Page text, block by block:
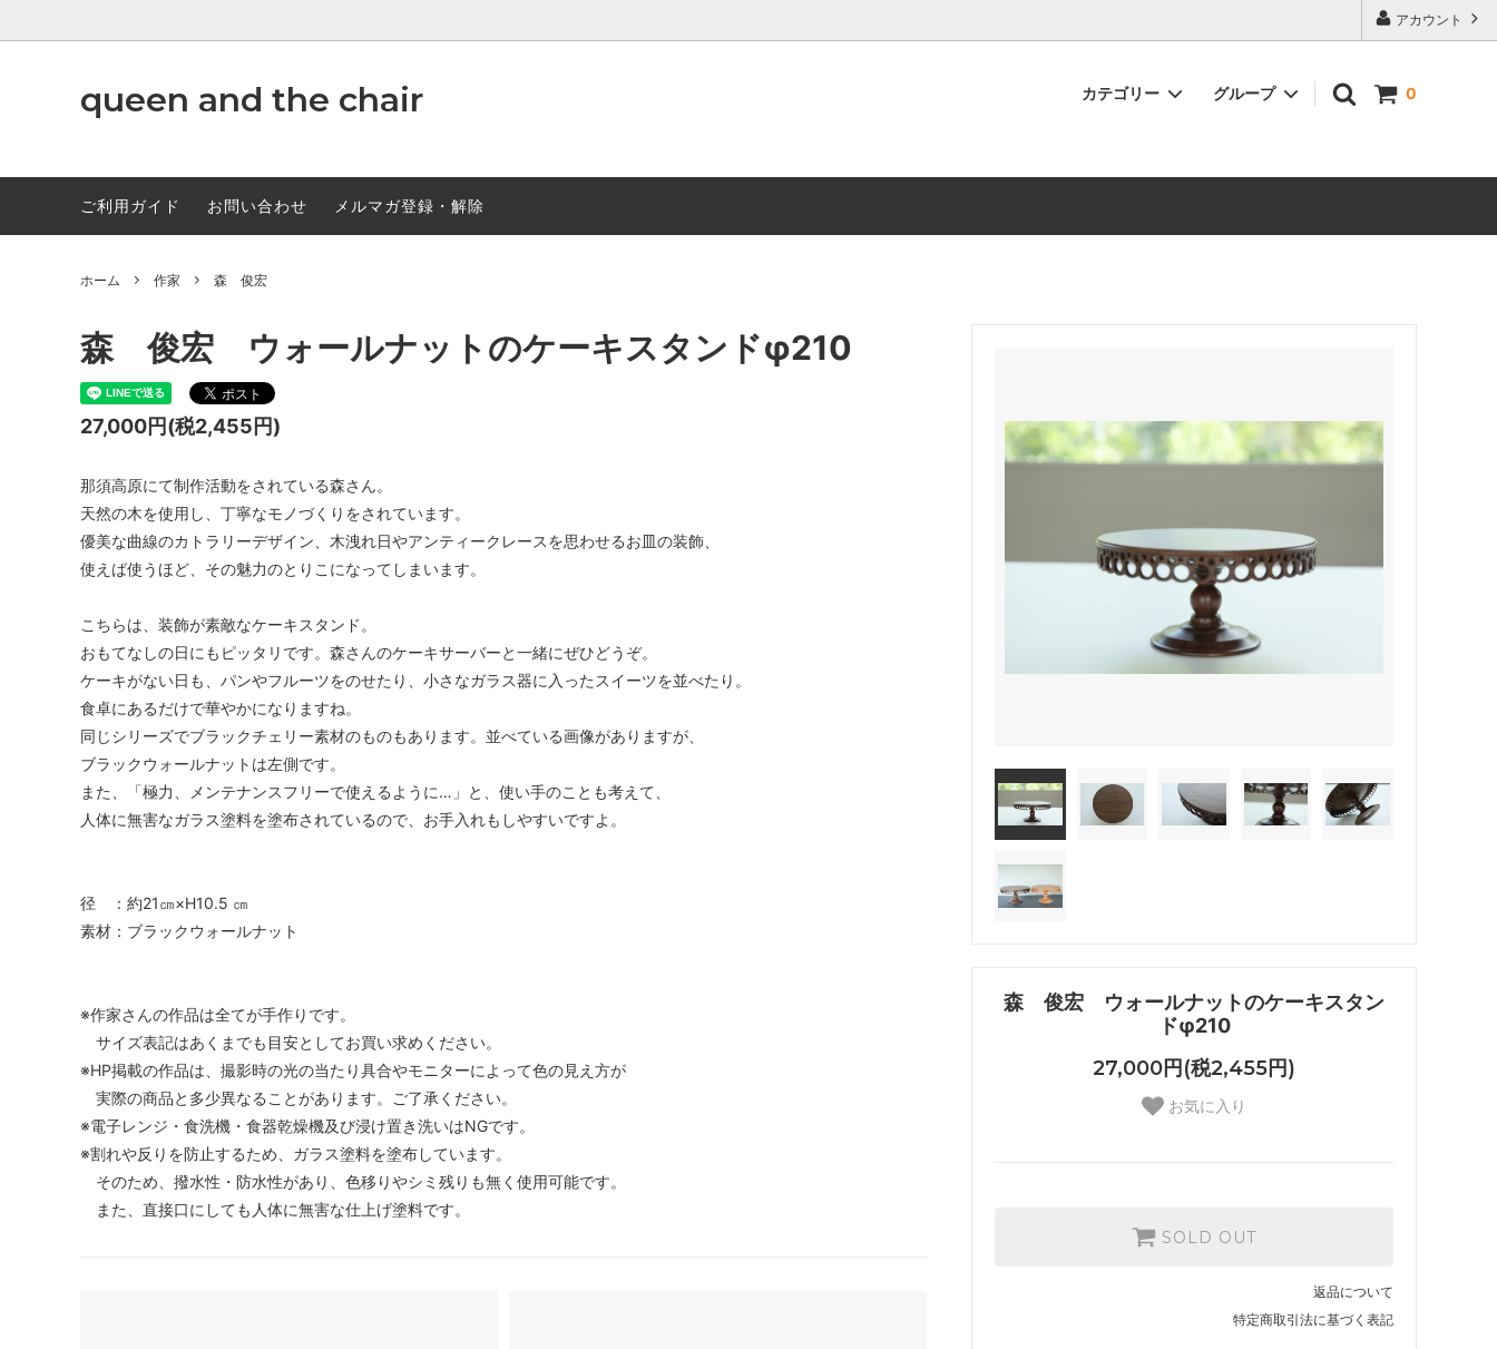
アカウント
queen and the chair 0
カテゴリー グループ
ご利用ガイド
お問い合わせ メルマガ登録・解除
ホーム 作家 森 俊宏
森 俊宏 ウォールナットのケーキスタン
ドφ210
27,000円(税2,455円)
お気に入り
SOLD OUT
返品について
特定商取引法に基づく表記
森 俊宏 ウォールナットのケーキスタンドφ210
27,000円(税2,455円)
那須高原にて制作活動をされている森さん。
天然の木を使用し、丁寧なモノづくりをされています。
優美な曲線のカトラリーデザイン、木洩れ日やアンティークレースを思わせるお皿の装飾、
使えば使うほど、その魅力のとりこになってしまいます。
こちらは、装飾が素敵なケーキスタンド。
おもてなしの日にもピッタリです。森さんのケーキサーバーと一緒にぜひどうぞ。
ケーキがない日も、パンやフルーツをのせたり、小さなガラス器に入ったスイーツを並べたり。
食卓にあるだけで華やかになりますね。
同じシリーズでブラックチェリー素材のものもあります。並べている画像がありますが、
ブラックウォールナットは左側です。
また、「極力、メンテナンスフリーで使えるように…」と、使い手のことも考えて、
人体に無害なガラス塗料を塗布されているので、お手入れもしやすいですよ。
径 ：約21㎝×H10.5 ㎝
素材：ブラックウォールナット
※作家さんの作品は全てが手作りです。
サイズ表記はあくまでも目安としてお買い求めください。
※HP掲載の作品は、撮影時の光の当たり具合やモニターによって色の見え方が
実際の商品と多少異なることがあります。ご了承ください。
※電子レンジ・食洗機・食器乾燥機及び浸け置き洗いはNGです。
※割れや反りを防止するため、ガラス塗料を塗布しています。
そのため、撥水性・防水性があり、色移りやシミ残りも無く使用可能です。
また、直接口にしても人体に無害な仕上げ塗料です。